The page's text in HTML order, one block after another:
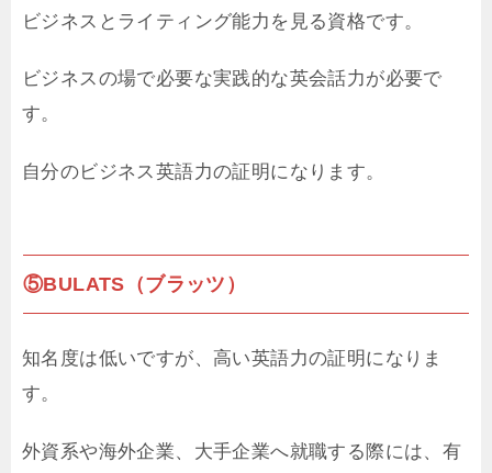
ビジネスとライティング能力を見る資格です。
ビジネスの場で必要な実践的な英会話力が必要で
す。
自分のビジネス英語力の証明になります。
⑤BULATS（ブラッツ）
知名度は低いですが、高い英語力の証明になりま
す。
外資系や海外企業、大手企業へ就職する際には、有